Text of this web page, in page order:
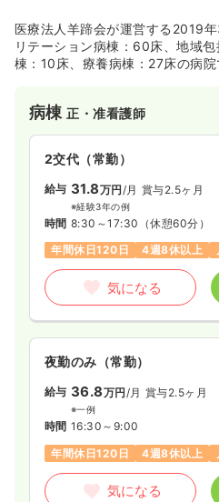
気になる
夜勤のみ（パート）
時間 17:00～9:00
気になる
医療法人羊蹄会が運営する2019
リテーション病棟：60床、地域
棟：10床、療養病棟：27床の病院
病棟正・准看護師
2交代（常勤）
給与 31.8万円/月 賞与2.5ヶ月
※経験3年の例
時間 8:30～17:30 （休憩60分）
年間休日120日
4週8休以上
気になる
夜勤のみ（常勤）
給与 36.8万円/月 賞与2.5ヶ月
※一例
時間 16:30～9:00
年間休日120日
4週8休以上
気になる